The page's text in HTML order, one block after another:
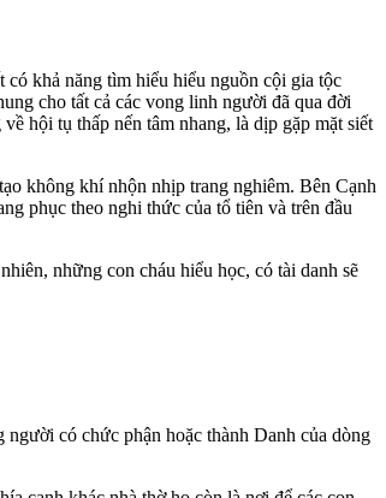
khả năng tìm hiểu hiểu nguồn cội gia tộc
cho tất cả các vong linh người đã qua đời
hội tụ thấp nến tâm nhang, là dịp gặp mặt siết
không khí nhộn nhịp trang nghiêm. Bên Cạnh
phục theo nghi thức của tổ tiên và trên đầu
những con cháu hiểu học, có tài danh sẽ
có chức phận hoặc thành Danh của dòng